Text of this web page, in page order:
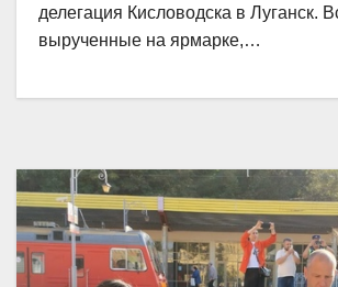
делегация Кисловодска в Луганск.
вырученные на ярмарке,…